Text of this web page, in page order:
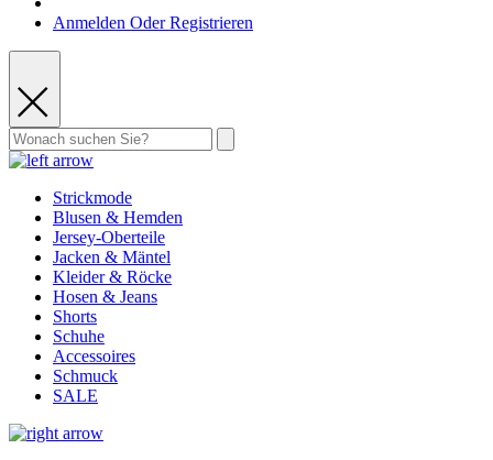
Anmelden Oder Registrieren
Strickmode
Blusen & Hemden
Jersey-Oberteile
Jacken & Mäntel
Kleider & Röcke
Hosen & Jeans
Shorts
Schuhe
Accessoires
Schmuck
SALE